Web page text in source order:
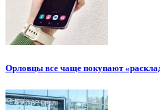
Орловцы все чаще покупают